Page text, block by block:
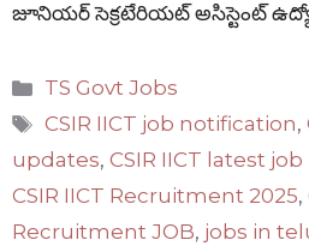
జూనియర్ సెక్రటేరియట్ అసిస్టెంట్
Categories
TS Govt Jobs
Tags
CSIR IICT job notification,
updates, CSIR IICT latest
CSIR IICT Recruitment 2025,
Recruitment JOB, jobs in